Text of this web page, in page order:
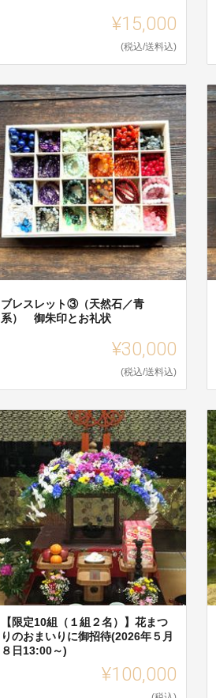
¥15,000
(税込/送料込)
ブレスレット③（天然石／青
系） 御朱印とお礼状
¥30,000
(税込/送料込)
【限定10組（１組２名）】花まつ
りのおまいりに御招待(2026年５月
８日13:00～)
¥100,000